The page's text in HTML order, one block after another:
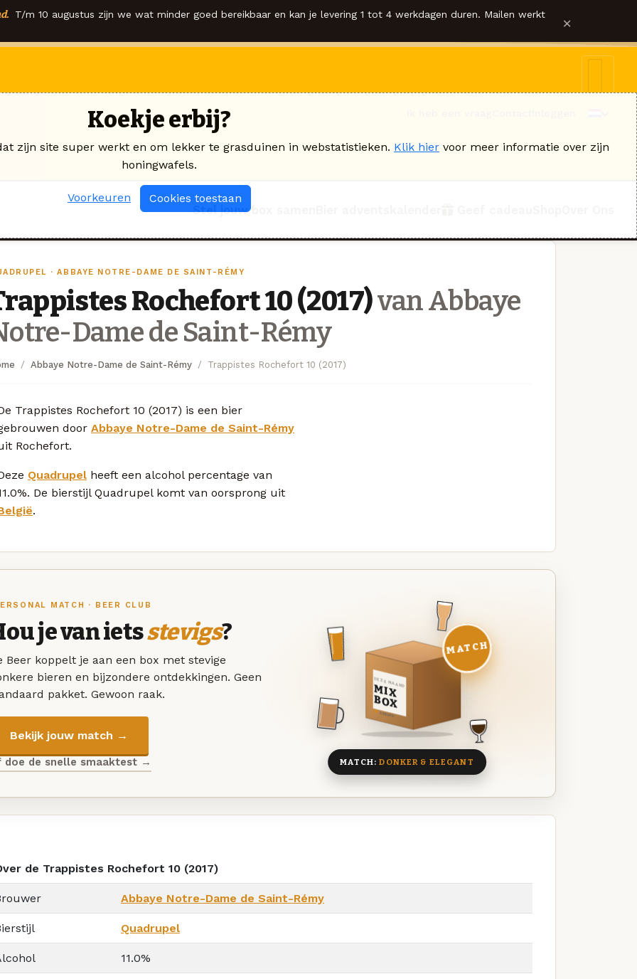
T/m 10 augustus zijn we wat minder goed bereikbaar en kan je levering 1 tot 4 werkdagen duren. Mailen werkt ×
Stel jouw box samen
· ABBAYE NOTRE-DAME DE SAINT-RÉMY
Rochefort 10 (2017)van Abbaye
Dame de Saint-Rémy
Abbaye Notre-Dame de Saint-Rémy Trappistes Rochefort 10 (2017)
Trappistes Rochefort 10 (2017) is een bier
door Abbaye Notre-Dame de Saint-Rémy
Rochefort.
Quadrupel heeft een alcohol percentage van
De bierstijl Quadrupel komt van oorsprong uit
.
MATCH · BEER CLUB
je van ietsstevigs?
Beer koppelt je aan een box met stevige
bieren en bijzondere ontdekkingen. Geen
pakket. Gewoon raak.
Bekijk jouw match →
doe de snelle smaaktest →
DEZE MAAND
MIX
BOX
8 BIEREN
MATCH
MATCH:DONKER & ELEGANT
de Trappistes Rochefort 10 (2017)
Abbaye Notre-Dame de Saint-Rémy
Quadrupel
11.0%
Koekje erbij?
zijn site super werkt en om lekker te grasduinen in webstatistieken. Klik hier voor meer informatie over zijn
honingwafels.
Voorkeuren Cookies toestaan